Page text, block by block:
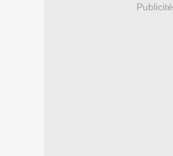
Publicité